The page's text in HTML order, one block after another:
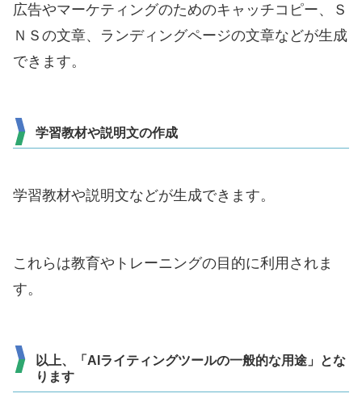
広告やマーケティングのためのキャッチコピー、Ｓ
ＮＳの文章、ランディングページの文章などが生成
できます。
学習教材や説明文の作成
学習教材や説明文などが生成できます。
これらは教育やトレーニングの目的に利用されま
す。
以上、「AIライティングツールの一般的な用途」とな
ります